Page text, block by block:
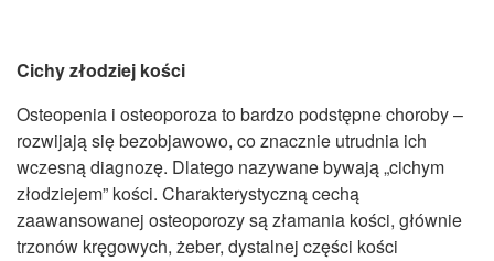
Cichy złodziej kości
Osteopenia i osteoporoza to bardzo podstępne choroby –
rozwijają się bezobjawowo, co znacznie utrudnia ich
wczesną diagnozę. Dlatego nazywane bywają „cichym
złodziejem” kości. Charakterystyczną cechą
zaawansowanej osteoporozy są złamania kości, głównie
trzonów kręgowych, żeber, dystalnej części kości